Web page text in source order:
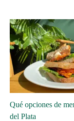
Qué opciones de
del Plata